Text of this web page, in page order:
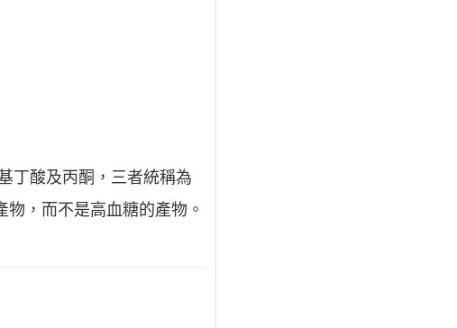
丁酸及丙酮，三者統稱為
，而不是高血糖的產物。